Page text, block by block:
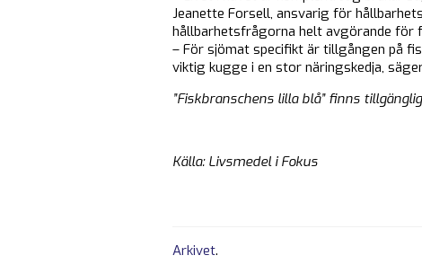
Jeanette Forsell, ansvarig för
hållbarhetsfrågorna helt avgörande för
– För sjömat specifikt är tillgången på
viktig kugge i en stor näringskedja,
”Fiskbranschens lilla blå” finns
Källa: Livsmedel i Fokus
Arkivet.